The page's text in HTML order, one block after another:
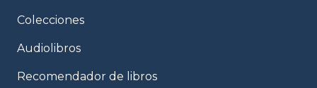
Colecciones
Audiolibros
Recomendador de libros